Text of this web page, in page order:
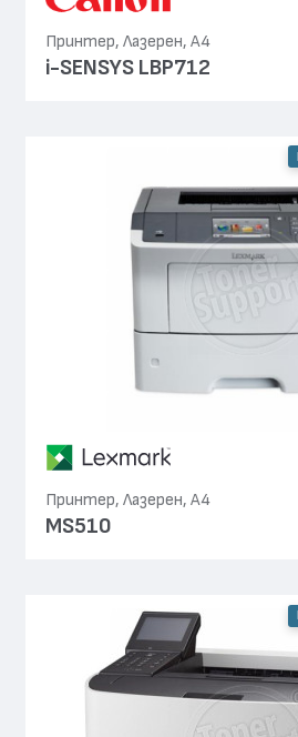
Принтер, Лазерен, А4
i-SENSYS LBP712
Принтер, Лазерен, А4
MS510